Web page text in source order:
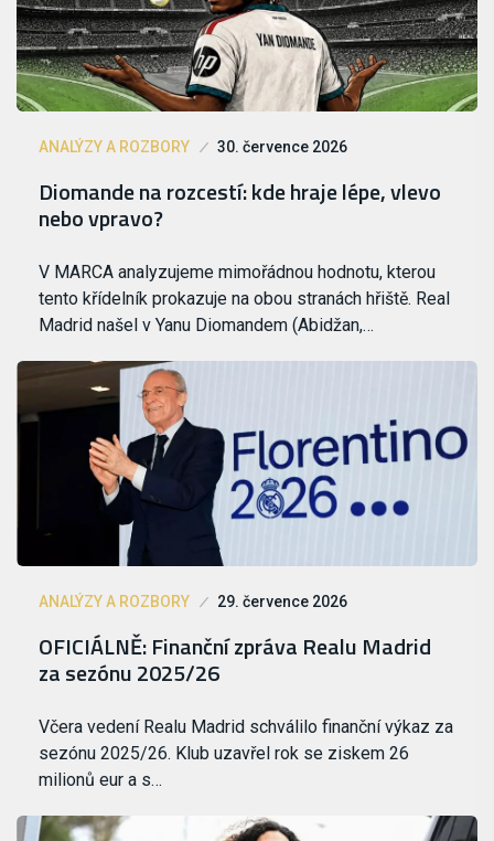
ANALÝZY A ROZBORY 30. července 2026
Diomande na rozcestí: kde hraje lépe, vlevo
nebo vpravo?
V MARCA analyzujeme mimořádnou hodnotu, kterou
tento křídelník prokazuje na obou stranách hřiště. Real
Madrid našel v Yanu Diomandem (Abidžan,…
ANALÝZY A ROZBORY 29. července 2026
OFICIÁLNĚ: Finanční zpráva Realu Madrid
za sezónu 2025/26
Včera vedení Realu Madrid schválilo finanční výkaz za
sezónu 2025/26. Klub uzavřel rok se ziskem 26
milionů eur a s…